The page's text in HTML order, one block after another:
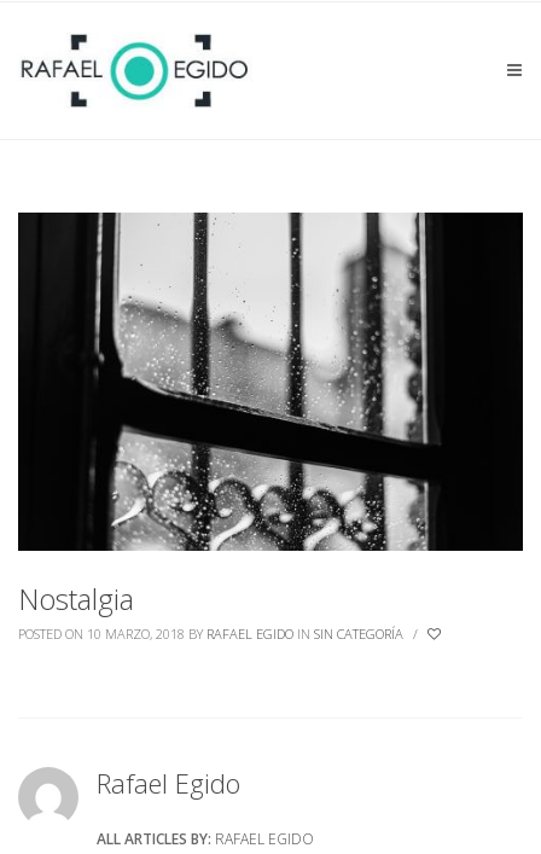
Nostalgia
POSTED ON 10 MARZO, 2018 BY RAFAEL EGIDO IN SIN CATEGORÍA /
Rafael Egido
ALL ARTICLES BY: RAFAEL EGIDO